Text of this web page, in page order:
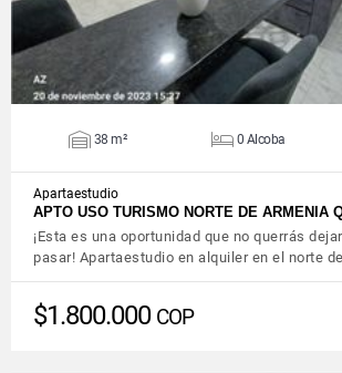
38 m² 0 Alcoba
Apartaestudio
APTO USO TURISMO NORTE DE ARMENIA
¡Esta es una oportunidad que no querrás dejar
pasar! Apartaestudio en alquiler en el norte
$1.800.000 COP